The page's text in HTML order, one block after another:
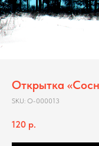
Открытка
SKU: O-000013
120 р.